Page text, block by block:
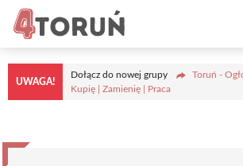
Przejdź
treści
UWAGA!
Dołącz do nowej grupy
Toruń -
Kupię | Zamienię | Praca